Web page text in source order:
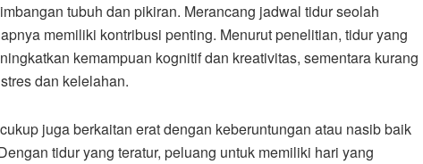
tubuh dan pikiran. Merancang jadwal tidur seolah
memiliki kontribusi penting. Menurut penelitian, tidur yang
kemampuan kognitif dan kreativitas, sementara kurang
dan kelelahan.
juga berkaitan erat dengan keberuntungan atau nasib baik
tidur yang teratur, peluang untuk memiliki hari yang